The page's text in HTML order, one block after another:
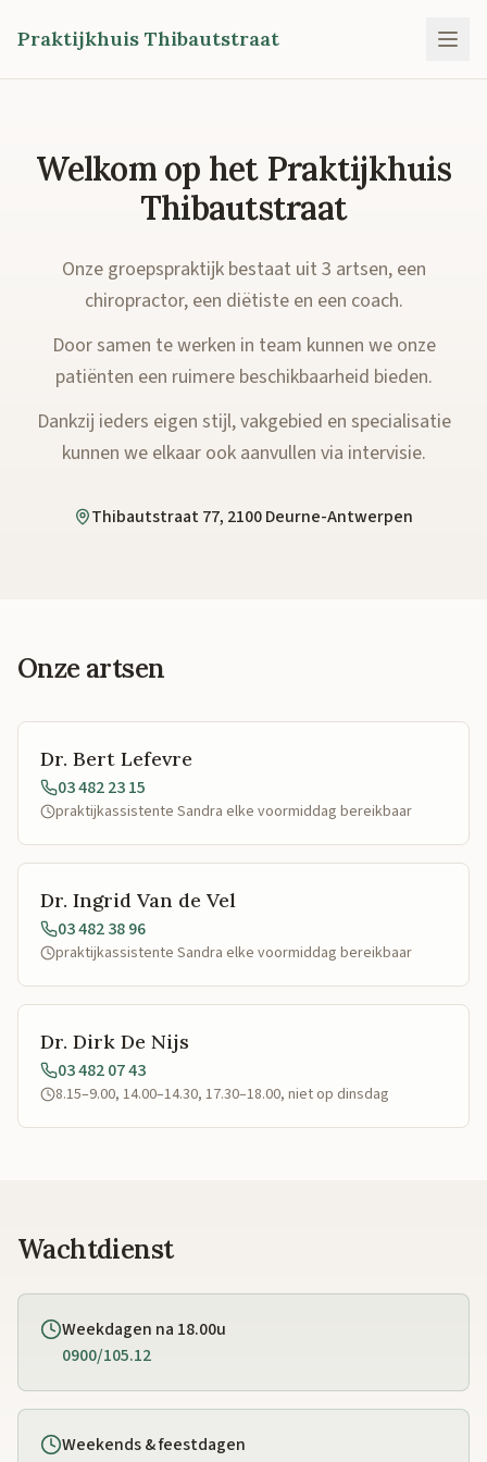
Praktijkhuis Thibautstraat
Welkom op het Praktijkhuis
Thibautstraat
Onze groepspraktijk bestaat uit 3 artsen, een
chiropractor, een diëtiste en een coach.
Door samen te werken in team kunnen we onze
patiënten een ruimere beschikbaarheid bieden.
Dankzij ieders eigen stijl, vakgebied en specialisatie
kunnen we elkaar ook aanvullen via intervisie.
Thibautstraat 77, 2100 Deurne-Antwerpen
Onze artsen
Dr. Bert Lefevre
03 482 23 15
praktijkassistente Sandra elke voormiddag bereikbaar
Dr. Ingrid Van de Vel
03 482 38 96
praktijkassistente Sandra elke voormiddag bereikbaar
Dr. Dirk De Nijs
03 482 07 43
8.15–9.00, 14.00–14.30, 17.30–18.00, niet op dinsdag
Wachtdienst
Weekdagen na 18.00u
0900/105.12
Weekends & feestdagen